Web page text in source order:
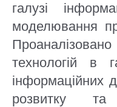
галузі
моделювання
технологій в
інформаційних
розвитку та